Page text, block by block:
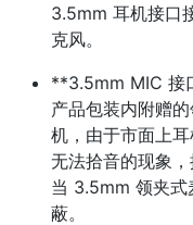
3.5mm 耳机接口
克风。
**3.5mm MIC 接
产品包装内附赠
机，由于市面上
无法拾音的现象，
当 3.5mm 领夹式
蔽。